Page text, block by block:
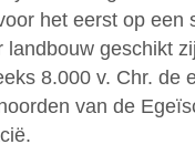
het eerst op een
geschikt
8.000 v. Chr. de
van de